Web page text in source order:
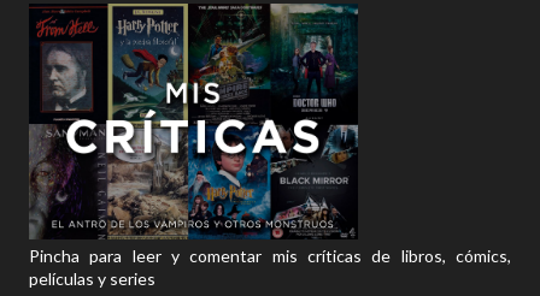
Pincha para leer y comentar mis críticas de libros, cómics,
películas y series